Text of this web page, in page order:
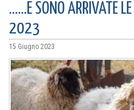
......E SONO ARRIVATE
2023
15 Giugno 2023